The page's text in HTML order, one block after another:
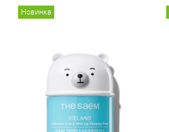
Новинка